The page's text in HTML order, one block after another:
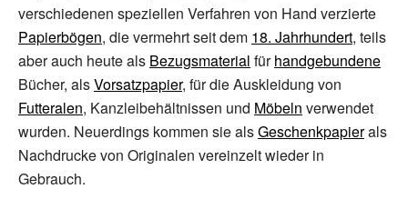
verschiedenen speziellen Verfahren von Hand verzierte
Papierbögen, die vermehrt seit dem 18. Jahrhundert, teils
aber auch heute als Bezugsmaterial fürhandgebundene
Bücher, alsVorsatzpapier, für die Auskleidung von
Futteralen, Kanzleibehältnissen und Möbeln verwendet
wurden. Neuerdings kommen sie alsGeschenkpapierals
Nachdrucke von Originalen vereinzelt wieder in
Gebrauch.